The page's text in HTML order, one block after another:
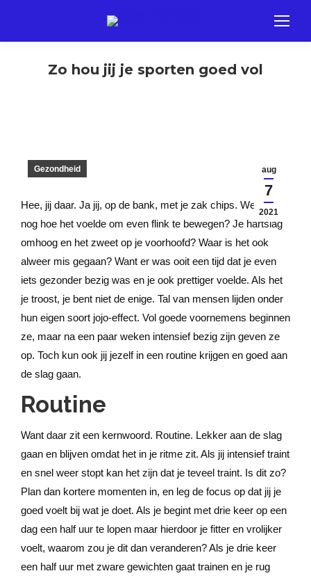
Zo hou jij je sporten goed vol
aug
7
2021
Gezondheid
Hee, jij daar. Ja jij, op de bank, met je zak chips. Weet je
nog hoe het voelde om even flink te bewegen? Je hartslag
omhoog en het zweet op je voorhoofd? Waar is het ook
alweer mis gegaan? Want er was ooit een tijd dat je even
iets gezonder bezig was en je ook prettiger voelde. Als het
je troost, je bent niet de enige. Tal van mensen lijden onder
hun eigen soort jojo-effect. Vol goede voornemens beginnen
ze, maar na een paar weken intensief bezig zijn geven ze
op. Toch kun ook jij jezelf in een routine krijgen en goed aan
de slag gaan.
Routine
Want daar zit een kernwoord. Routine. Lekker aan de slag
gaan en blijven omdat het in je ritme zit. Als jij intensief traint
en snel weer stopt kan het zijn dat je teveel traint. Is dit zo?
Plan dan kortere momenten in, en leg de focus op dat jij je
goed voelt bij wat je doet. Als je begint met drie keer op een
dag een half uur te lopen maar hierdoor je fitter en vrolijker
voelt, waarom zou je dit dan veranderen? Als je drie keer
een half uur met zware gewichten gaat trainen en je rug